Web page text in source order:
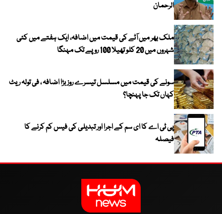
الرحمان
ملک بھر میں آٹے کی قیمت میں اضافہ، ایک ہفتے میں کئی
شہروں میں 20 کلو تھیلا 100 روپے تک مہنگا
سونے کی قیمت میں مسلسل تیسرے روز بڑا اضافہ ، فی تولہ ریٹ
کہاں تک جا پہنچا؟
پی ٹی اے کا ای سم کے اجرا اور تبدیلی کی فیس کم کرنے کا
فیصلہ